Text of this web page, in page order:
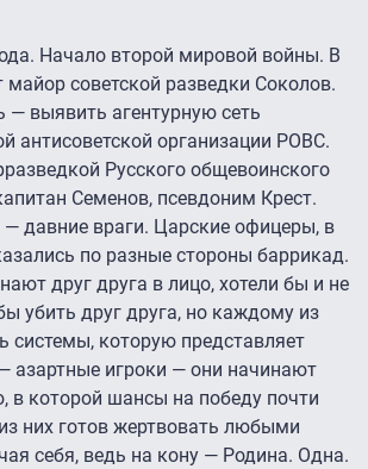
Начало второй мировой войны. В
советской разведки Соколов.
— выявить агентурную сеть
антисоветской организации РОВС.
Русского общевоинского
Семенов, псевдоним Крест.
— давние враги. Царские офицеры, в
по разные стороны баррикад.
друг друга в лицо, хотели бы и не
убить друг друга, но каждому из
системы, которую представляет
азартные игроки — они начинают
в которой шансы на победу почти
них готов жертвовать любыми
себя, ведь на кону — Родина. Одна.